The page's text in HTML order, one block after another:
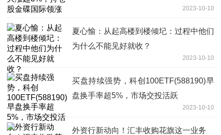
2023-10-10
夏心愉：从起高楼到楼倾圮：过程中他们
为什么不能见好就收？
2023-10-10
买盘持续强势，科创100ETF(588190)早
盘换手率超5%，市场交投活跃
2023-10-10
外资行新动向！汇丰收购花旗这一业务